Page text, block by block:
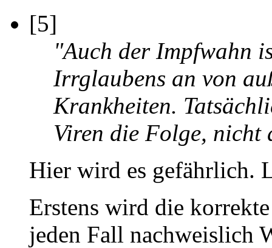
[5]
"Auch der Impfwahn
Irrglaubens an von
Krankheiten.
Viren die Folge, nicht
Hier wird es gefährlich.
Erstens wird die
jeden Fall nachweislich